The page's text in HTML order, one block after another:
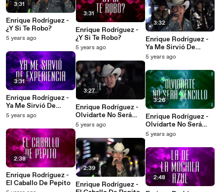
3:31
Enrique Rodríguez -
¿Y Si Te Robo?
5 years ago
3:31
Enrique Rodríguez -
Ya Me Sirvió De
Experiencia
5 years ago
2:38
Enrique Rodríguez -
El Caballo De Pepito
3:31
Enrique Rodríguez -
¿Y Si Te Robo?
5 years ago
3:27
Enrique Rodríguez -
Olvidarte No Será
Sencillo
5 years ago
2:39
Enrique Rodríguez -
3:32
Enrique Rodríguez -
Ya Me Sirvió De
Experiencia
5 years ago
3:26
Enrique Rodríguez -
Olvidarte No Será
Sencillo
5 years ago
2:48